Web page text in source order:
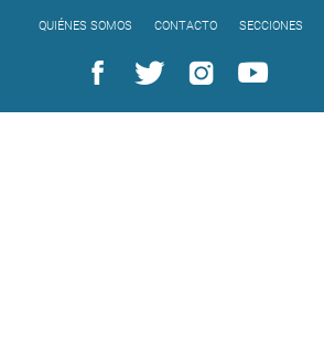
QUIÉNES SOMOS CONTACTO SECCIONES